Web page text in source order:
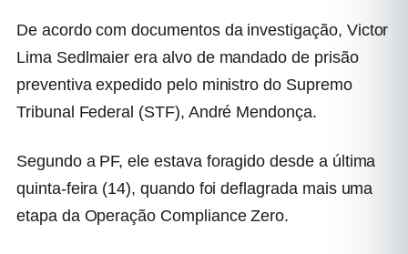
De acordo com documentos da investigação, Victor
Lima Sedlmaier era alvo de mandado de prisão
preventiva expedido pelo ministro do Supremo
Tribunal Federal (STF), André Mendonça.
Segundo a PF, ele estava foragido desde a última
quinta-feira (14), quando foi deflagrada mais uma
etapa da Operação Compliance Zero.